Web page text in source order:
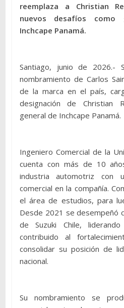
reemplaza a Christian
nuevos desafíos como
Inchcape Panamá.
Santiago, junio de 2026.-
nombramiento de Carlos
de la marca en el país,
designación de Christian
general de Inchcape Panamá.
Ingeniero Comercial de la
cuenta con más de 10
industria automotriz con
comercial en la compañía.
el área de estudios, para
Desde 2021 se desempeñó
de Suzuki Chile,
contribuido al
consolidar su posición de
nacional.
Su nombramiento se